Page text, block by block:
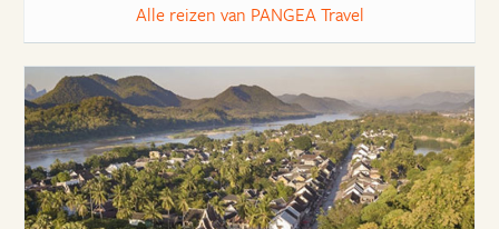
Alle reizen van PANGEA Travel